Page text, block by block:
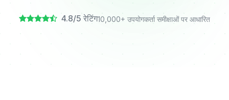
4.8/5 रेटिंग10,000+ उपयोगकर्ता समीक्षाओं पर आधारित